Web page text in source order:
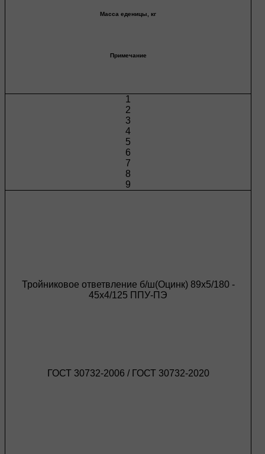
Масса еденицы, кг
Примечание
1
2
3
4
5
6
7
8
9
Тройниковое ответвление б/ш(Оцинк) 89х5/180 -
45х4/125 ППУ-ПЭ
ГОСТ 30732-2006 / ГОСТ 30732-2020